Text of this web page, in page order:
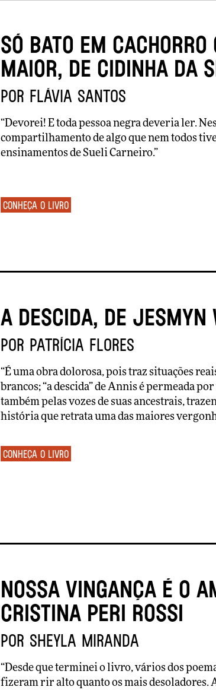
Só bato em cachorro
maior, de Cidinha da
por Flávia Santos
“Devorei! E toda pessoa negra deveria ler.
compartilhamento de algo que nem todos
ensinamentos de Sueli Carneiro.”
Conheça o livro
A descida, de Jesmyn
por Patrícia Flores
“É uma obra dolorosa, pois traz situações
brancos; “a descida” de Annis é permeada
também pelas vozes de suas ancestrais,
história que retrata uma das maiores
Conheça o livro
Nossa vingança é o
Cristina Peri Rossi
por Sheyla Miranda
“Desde que terminei o livro, vários dos
fizeram rir alto quanto os mais desoladores.